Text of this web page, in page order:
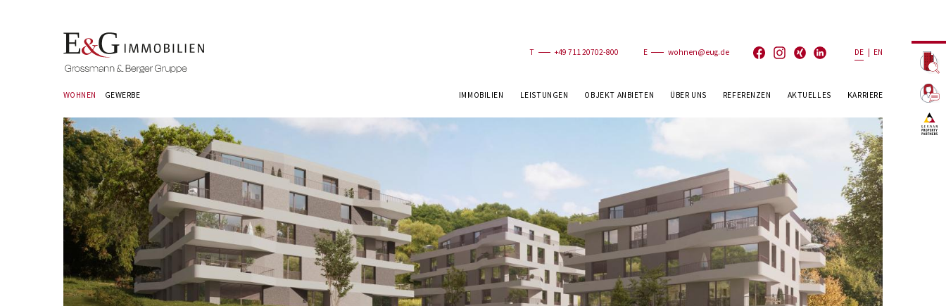
T +49 711 20702-800 E wohnen@eug.de DE EN
WOHNEN GEWERBE IMMOBILIEN LEISTUNGEN OBJEKT ANBIETEN ÜBER UNS REFERENZEN AKTUELLES KARRIERE